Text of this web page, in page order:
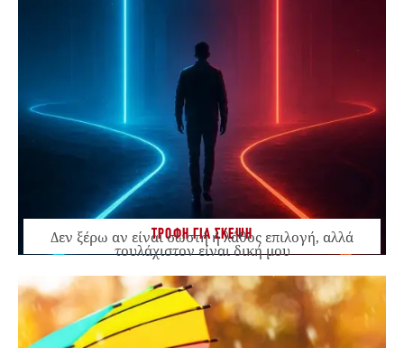
ΤΡΟΦΗ ΓΙΑ ΣΚΕΨΗ
Δεν ξέρω αν είναι σωστή ή λάθος επιλογή, αλλά
τουλάχιστον είναι δική μου